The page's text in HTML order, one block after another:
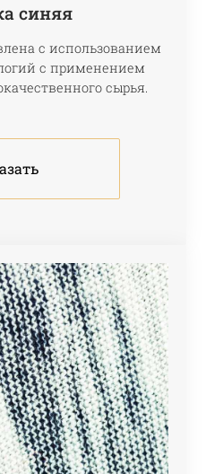
синяя
с использованием
с применением
сырья.